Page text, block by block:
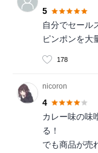
5
自分でセール
ピンポンを大
178
nicoron
4
カレー味の味
る！
でも商品が売